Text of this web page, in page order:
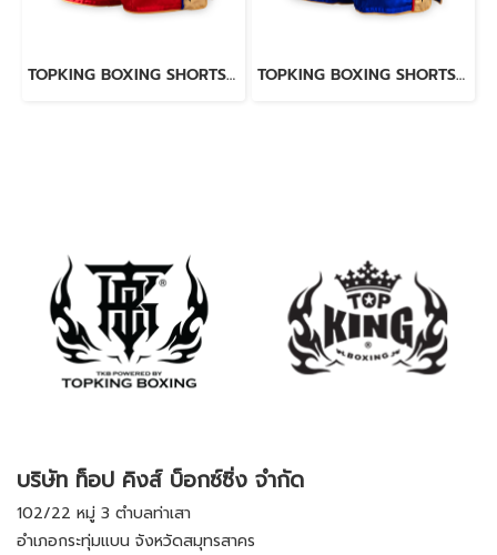
TOPKING BOXING SHORTS RED 276 TOPKING BOXING SHORTS BLUE 276
บริษัท ท็อป คิงส์ บ็อกซ์ซิ่ง จำกัด
102/22 หมู่ 3 ตำบลท่าเสา
อำเภอกระทุ่มแบน จังหวัดสมุทรสาคร